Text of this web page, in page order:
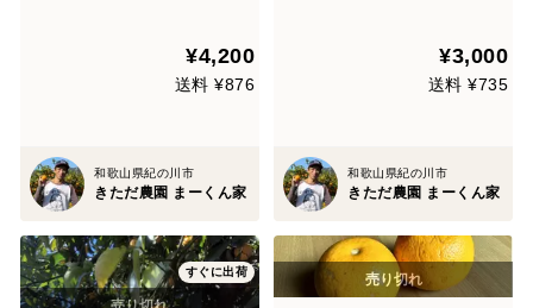
¥4,200
送料 ¥876
和歌山県紀の川市
きただ農園 まーくん家
¥3,000
送料 ¥735
和歌山県紀の川市
きただ農園 まーくん家
すぐに出荷